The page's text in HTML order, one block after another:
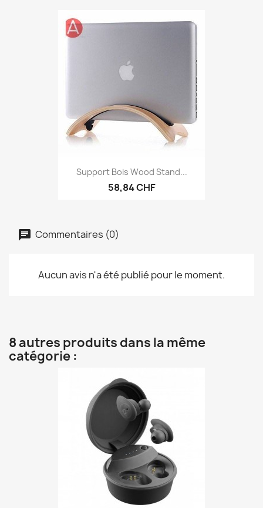
Support Bois Wood Stand...
58,84 CHF
Commentaires (0)
Aucun avis n'a été publié pour le moment.
8 autres produits dans la même
catégorie :